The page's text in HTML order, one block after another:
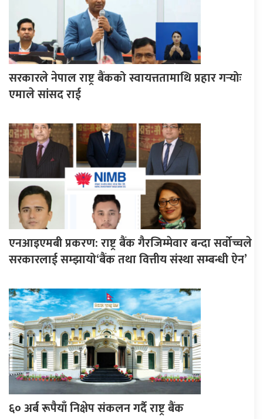
सरकारले नेपाल राष्ट्र बैंकको स्वायत्ततामाथि प्रहार गर्‍योः
एमाले सांसद राई
एनआइएमबी प्रकरण: राष्ट्र बैंक गैरजिम्मेवार बन्दा सर्वोच्चले
सरकारलाई सम्झायो‘बैंक तथा वित्तीय संस्था सम्बन्धी ऐन’
६० अर्ब रूपैयाँ निक्षेप संकलन गर्दै राष्ट्र बैंक